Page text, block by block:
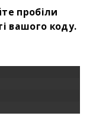
пробіли
вашого коду.